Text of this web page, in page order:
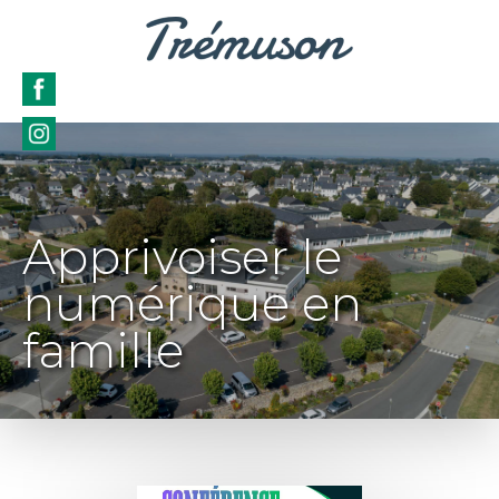
Apprivoiser le
numérique en
famille